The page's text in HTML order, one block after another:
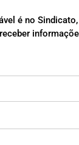
é no Sindicato,